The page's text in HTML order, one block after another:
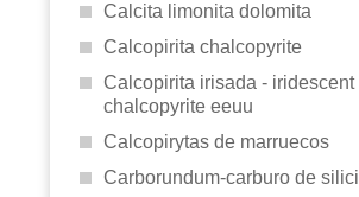
Calcita limonita dolomita
Calcopirita chalcopyrite
Calcopirita irisada - iridescent
chalcopyrite eeuu
Calcopirytas de marruecos
Carborundum-carburo de